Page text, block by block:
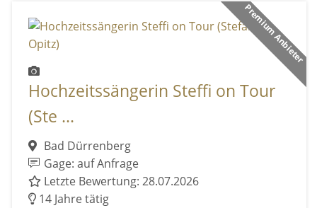
Premium Anbieter
Hochzeitssängerin Steffi on Tour
(Ste ...
Bad Dürrenberg
Gage: auf Anfrage
Letzte Bewertung: 28.07.2026
14 Jahre tätig